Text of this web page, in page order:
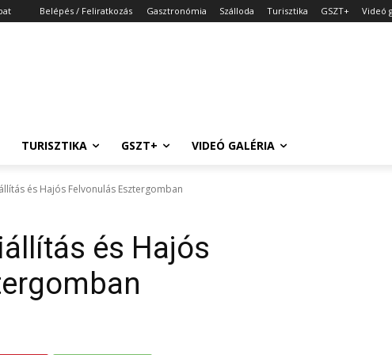
Belépés / Feliratkozás Gasztronómia Szálloda Turisztika GSZT+ Videó
TURISZTIKA GSZT+ VIDEÓ GALÉRIA
és Hajós Felvonulás Esztergomban
és Hajós